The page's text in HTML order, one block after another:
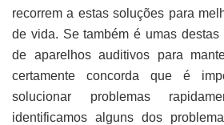
recorrem a estas soluções para
de vida. Se também é umas
de aparelhos auditivos para
certamente concorda que é
solucionar problemas
identificamos alguns dos